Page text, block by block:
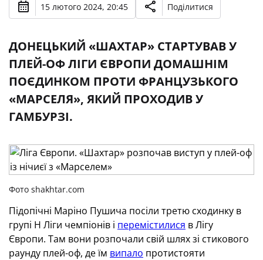
15 лютого 2024, 20:45 Поділитися
ДОНЕЦЬКИЙ «ШАХТАР» СТАРТУВАВ У
ПЛЕЙ-ОФ ЛІГИ ЄВРОПИ ДОМАШНІМ
ПОЄДИНКОМ ПРОТИ ФРАНЦУЗЬКОГО
«МАРСЕЛЯ», ЯКИЙ ПРОХОДИВ У
ГАМБУРЗІ.
Фото shakhtar.com
Підопічні Маріно Пушича посіли третю сходинку в
групі Н Ліги чемпіонів і перемістилися в Лігу
Європи. Там вони розпочали свій шлях зі стикового
раунду плей-оф, де їм випало протистояти